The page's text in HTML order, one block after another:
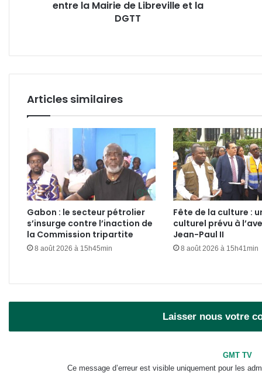
entre la Mairie de Libreville et la
DGTT
Articles similaires
Gabon : le secteur pétrolier
s’insurge contre l’inaction de
la Commission tripartite
8 août 2026 à 15h45min
Fête de la culture :
culturel prévu à
Jean-Paul II
8 août 2026 à 15h41min
Laisser nous votre
GMT TV
Ce message d’erreur est visible uniquement pour les